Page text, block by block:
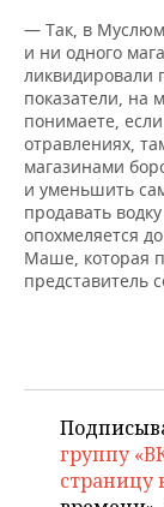
— Так, в
и ни одного
ликвидировали
показатели, на
понимаете,
отравлениях,
магазинами
и уменьшить
продавать
опохмеляется
Маше, которая
представитель
группу
страницу